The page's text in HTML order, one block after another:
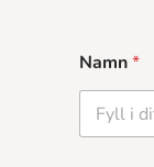
Namn*